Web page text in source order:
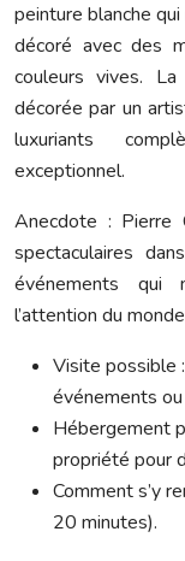
peinture blanche
décoré avec des
couleurs vives.
décorée par un
luxuriants
exceptionnel.
Anecdote : Pierre
spectaculaires
événements qui
l’attention du
Visite possible
événements
Hébergement
propriété pour
Comment s’y
20 minutes).